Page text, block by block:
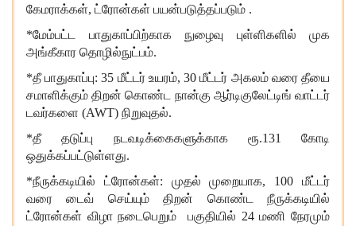
கேமராக்கள், ட்ரோன்கள் பயன்படுத்தப்படும் .
*மேம்பட்ட பாதுகாப்பிற்காக நுழைவு புள்ளிகளில்
முக
அங்கீகார தொழில்நுட்பம்.
*தீ பாதுகாப்பு: 35 மீட்டர் உயரம், 30 மீட்டர் அகலம் வரை தீயை
சமாளிக்கும் திறன் கொண்ட நான்கு ஆர்டிகுலேட்டிங் வாட்டர்
டவர்களை (AWT) நிறுவுதல்.
*தீ தடுப்பு நடவடிக்கைகளுக்காக
ரூ.131
கோடி
ஒதுக்கப்பட்டுள்ளது.
*நீருக்கடியில் ட்ரோன்கள்:
முதல் முறையாக, 100
மீட்டர்
வரை
டைவ் செய்யும் திறன் கொண்ட நீருக்கடியில்
ட்ரோன்கள் விழா நடைபெறும் பகுதியில் 24 மணி நேரமும்